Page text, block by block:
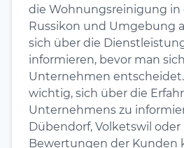
die Wohnungsreinigung in
Russikon und Umgebung
sich über die
informieren, bevor man
Unternehmen entscheidet.
wichtig, sich über die
Unternehmens zu
Dübendorf, Volketswil oder
Bewertungen der Kunden